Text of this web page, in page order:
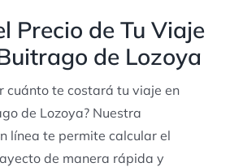
Precio de Tu Viaje
de Lozoya
cuánto te costará tu viaje en
de Lozoya? Nuestra
línea te permite calcular el
de manera rápida y